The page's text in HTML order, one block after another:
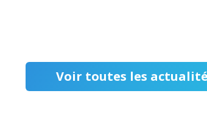
Voir toutes les